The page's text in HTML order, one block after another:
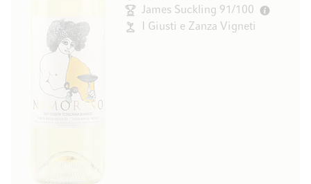
James Suckling 91/100
I Giusti e Zanza Vigneti